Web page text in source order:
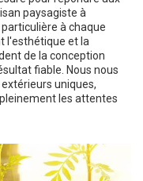
paysagiste à
à chaque
l'esthétique et la
de la conception
fiable. Nous nous
uniques,
les attentes